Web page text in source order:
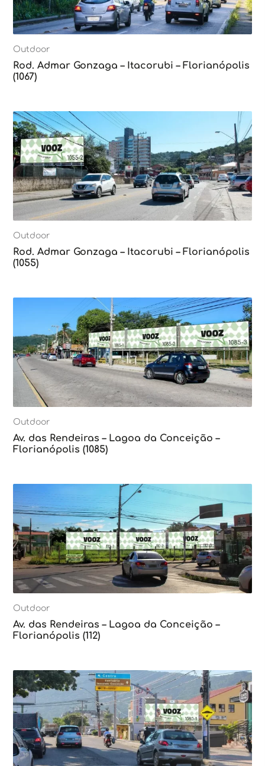
Outdoor
Rod. Admar Gonzaga – Itacorubi – Florianópolis
(1067)
Outdoor
Rod. Admar Gonzaga – Itacorubi – Florianópolis
(1055)
Outdoor
Av. das Rendeiras – Lagoa da Conceição –
Florianópolis (1085)
Outdoor
Av. das Rendeiras – Lagoa da Conceição –
Florianópolis (112)